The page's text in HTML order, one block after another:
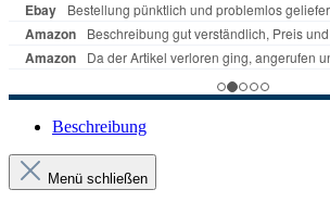
Beschreibung
Menü schließen